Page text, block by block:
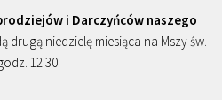
i Darczyńców naszego
drugą niedzielę miesiąca na Mszy św.
12.30.